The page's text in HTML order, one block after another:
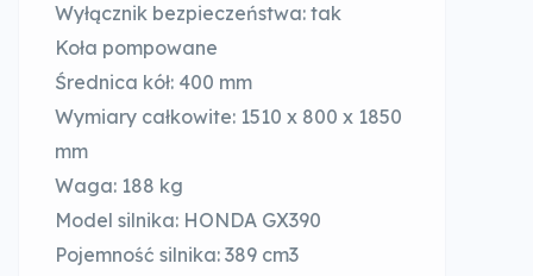
Wyłącznik bezpieczeństwa: tak
Koła pompowane
Średnica kół: 400 mm
Wymiary całkowite: 1510 x 800 x 1850
mm
Waga: 188 kg
Model silnika: HONDA GX390
Pojemność silnika: 389 cm3